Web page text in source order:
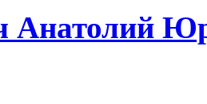
Анатолий